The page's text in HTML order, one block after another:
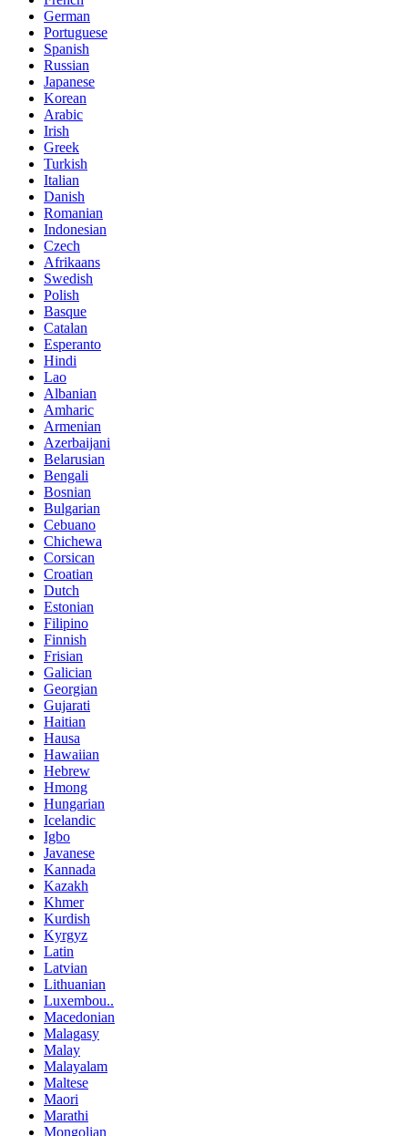
German
Portuguese
Spanish
Russian
Japanese
Korean
Arabic
Irish
Greek
Turkish
Italian
Danish
Romanian
Indonesian
Czech
Afrikaans
Swedish
Polish
Basque
Catalan
Esperanto
Hindi
Lao
Albanian
Amharic
Armenian
Azerbaijani
Belarusian
Bengali
Bosnian
Bulgarian
Cebuano
Chichewa
Corsican
Croatian
Dutch
Estonian
Filipino
Finnish
Frisian
Galician
Georgian
Gujarati
Haitian
Hausa
Hawaiian
Hebrew
Hmong
Hungarian
Icelandic
Igbo
Javanese
Kannada
Kazakh
Khmer
Kurdish
Kyrgyz
Latin
Latvian
Lithuanian
Luxembou..
Macedonian
Malagasy
Malay
Malayalam
Maltese
Maori
Marathi
Mongolian